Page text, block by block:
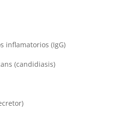
inflamatorios (IgG)
(candidiasis)